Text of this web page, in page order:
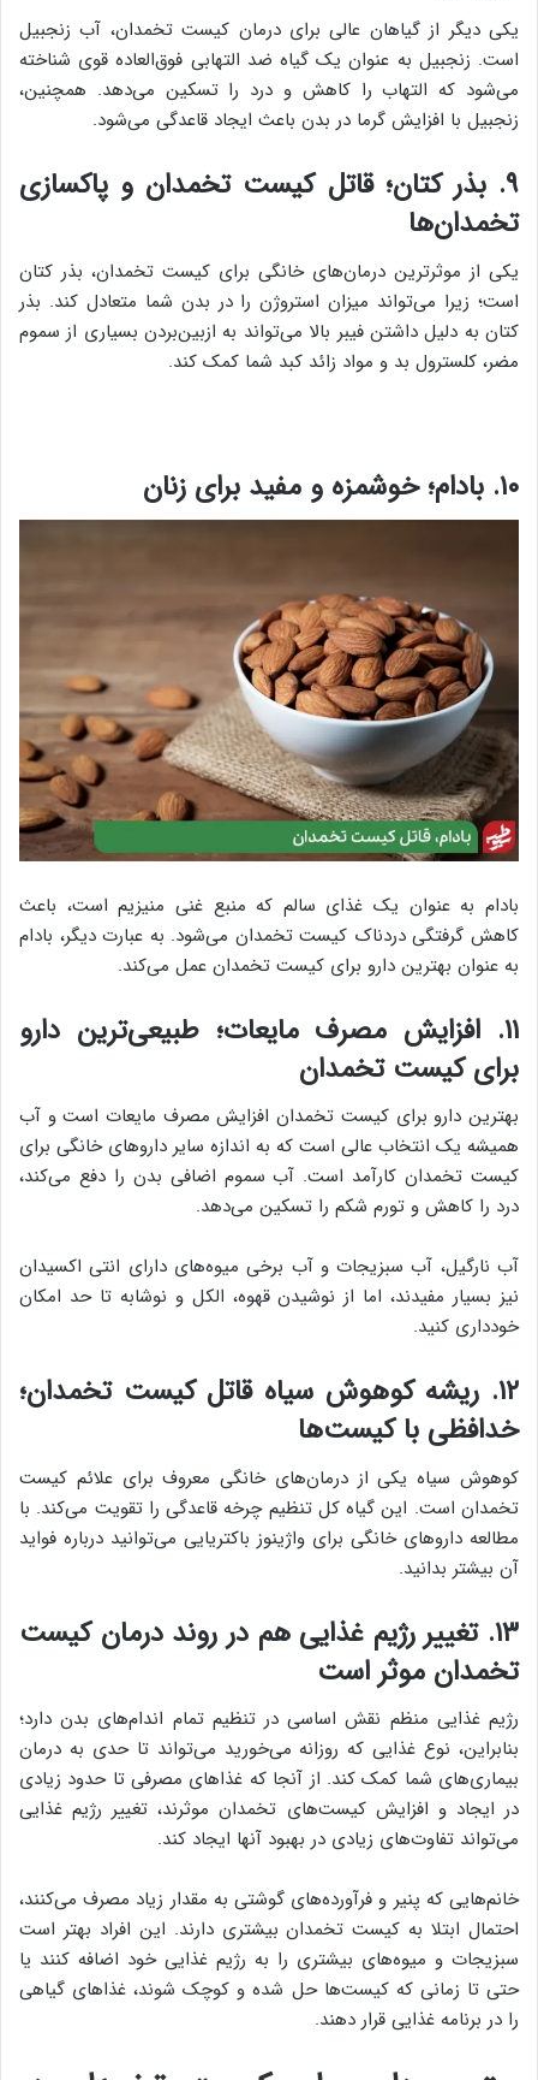
یکی دیگر از گیاهان عالی برای درمان کیست تخمدان، آب زنجبیل
است. زنجبیل به عنوان یک گیاه ضد التهابی فوق‌العاده قوی شناخته
می‌شود که التهاب را کاهش و درد را تسکین می‌دهد. همچنین،
زنجبیل با افزایش گرما در بدن باعث ایجاد قاعدگی می‌شود.
۹. بذر کتان؛ قاتل کیست تخمدان و پاکسازی
تخمدان‌ها
یکی از موثرترین درمان‌های خانگی برای کیست تخمدان، بذر کتان
است؛ زیرا می‌تواند میزان استروژن را در بدن شما متعادل کند. بذر
کتان به دلیل داشتن فیبر بالا می‌تواند به ازبین‌بردن بسیاری از سموم
مضر، کلسترول بد و مواد زائد کبد شما کمک کند.
۱۰. بادام؛ خوشمزه و مفید برای زنان
بادام به عنوان یک غذای سالم که منبع غنی منیزیم است، باعث
کاهش گرفتگی دردناک کیست تخمدان می‌شود. به عبارت دیگر، بادام
به عنوان بهترین دارو برای کیست تخمدان عمل می‌کند.
۱۱. افزایش مصرف مایعات؛ طبیعی‌ترین دارو
برای کیست تخمدان
بهترین دارو برای کیست تخمدان افزایش مصرف مایعات است و آب
همیشه یک انتخاب عالی است که به اندازه سایر داروهای خانگی برای
کیست تخمدان کارآمد است. آب سموم اضافی بدن را دفع می‌کند،
درد را کاهش و تورم شکم را تسکین می‌دهد.
آب نارگیل، آب سبزیجات و آب برخی میوه‌های دارای انتی اکسیدان
نیز بسیار مفیدند، اما از نوشیدن قهوه، الکل و نوشابه تا حد امکان
خودداری کنید.
۱۲. ریشه کوهوش سیاه قاتل کیست تخمدان؛
خدافظی با کیست‌ها
کوهوش سیاه یکی از درمان‌های خانگی معروف برای علائم کیست
تخمدان است. این گیاه کل تنظیم چرخه قاعدگی را تقویت می‌کند. با
مطالعه داروهای خانگی برای واژینوز باکتریایی می‌توانید درباره فواید
آن بیشتر بدانید.
۱۳. تغییر رژیم غذایی هم در روند درمان کیست
تخمدان موثر است
رژیم غذایی منظم نقش اساسی در تنظیم تمام اندام‌های بدن دارد؛
بنابراین، نوع غذایی که روزانه می‌خورید می‌تواند تا حدی به درمان
بیماری‌های شما کمک کند. از آنجا که غذاهای مصرفی تا حدود زیادی
در ایجاد و افزایش کیست‌های تخمدان موثرند، تغییر رژیم غذایی
می‌تواند تفاوت‌های زیادی در بهبود آنها ایجاد کند.
خانم‌هایی که پنیر و فرآورده‌های گوشتی به مقدار زیاد مصرف می‌کنند،
احتمال ابتلا به کیست تخمدان بیشتری دارند. این افراد بهتر است
سبزیجات و میوه‌های بیشتری را به رژیم غذایی خود اضافه کنند یا
حتی تا زمانی که کیست‌ها حل شده و کوچک شوند، غذاهای گیاهی
را در برنامه غذایی قرار دهند.